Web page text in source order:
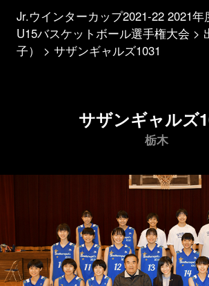
Jr.ウインターカップ2021-22 2021年
U15バスケットボール選手権大会
子）
サザンギャルズ1031
サザンギャルズ
栃木